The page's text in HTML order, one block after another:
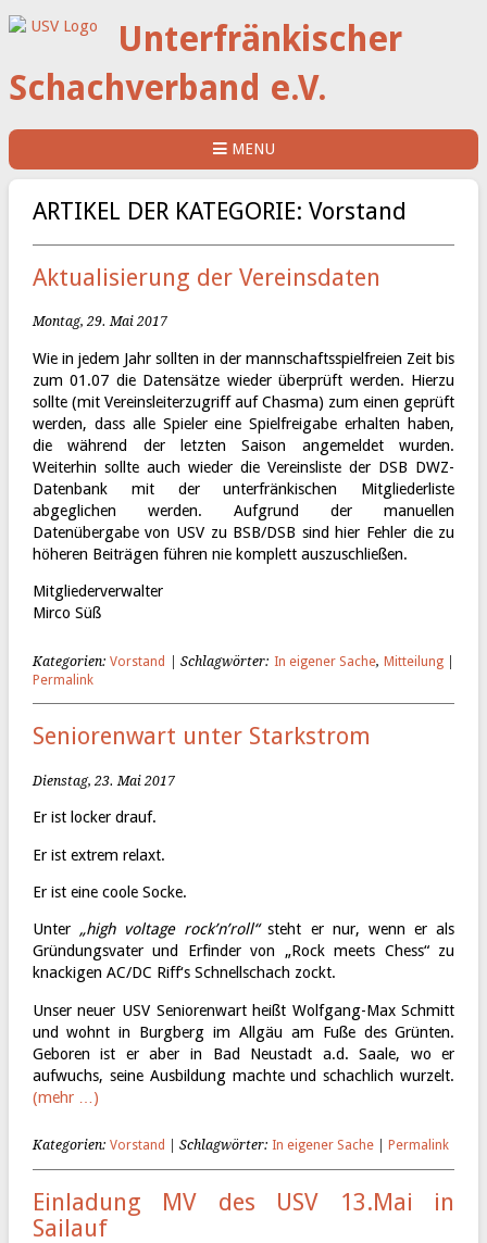
Unterfränkischer
Schachverband e.V.
MENU
ARTIKEL DER KATEGORIE: Vorstand
Aktualisierung der Vereinsdaten
Montag, 29. Mai 2017
Wie in jedem Jahr sollten in der mannschaftsspielfreien Zeit bis
zum 01.07 die Datensätze wieder überprüft werden. Hierzu
sollte (mit Vereinsleiterzugriff auf Chasma) zum einen geprüft
werden, dass alle Spieler eine Spielfreigabe erhalten haben,
die während der letzten Saison angemeldet wurden.
Weiterhin sollte auch wieder die Vereinsliste der DSB DWZ-
Datenbank mit der unterfränkischen Mitgliederliste
abgeglichen werden. Aufgrund der manuellen
Datenübergabe von USV zu BSB/DSB sind hier Fehler die zu
höheren Beiträgen führen nie komplett auszuschließen.
Mitglieder­verwalter
Mirco Süß
Kategorien:Vorstand | Schlagwörter: In eigener Sache, Mitteilung|
Permalink
Seniorenwart unter Starkstrom
Dienstag, 23. Mai 2017
Er ist locker drauf.
Er ist extrem relaxt.
Er ist eine coole Socke.
Unter „high voltage rock’n’roll“steht er nur, wenn er als
Gründungsvater und Erfinder von „Rock meets Chess“ zu
knackigen AC/DC Riff‘s Schnellschach zockt.
Unser neuer USV Seniorenwart heißt Wolfgang-Max Schmitt
und wohnt in Burgberg im Allgäu am Fuße des Grünten.
Geboren ist er aber in Bad Neustadt a.d. Saale, wo er
aufwuchs, seine Ausbildung machte und schachlich wurzelt.
(mehr …)
Kategorien: Vorstand | Schlagwörter: In eigener Sache| Permalink
Einladung MV des USV 13.Mai in
Sailauf